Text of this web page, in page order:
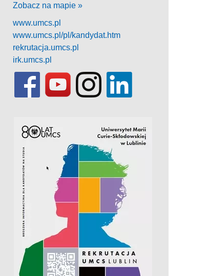
Zobacz na mapie »
www.umcs.pl
www.umcs.pl/pl/kandydat.htm
rekrutacja.umcs.pl
irk.umcs.pl